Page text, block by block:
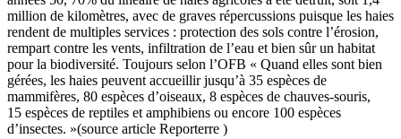
million de kilomètres, avec de graves répercussions puisque les haies
rendent de multiples services : protection des sols contre l’érosion,
rempart contre les vents, infiltration de l’eau et bien sûr un habitat
pour la biodiversité. Toujours selon l’OFB « Quand elles sont bien
gérées, les haies peuvent accueillir jusqu’à 35 espèces de
mammifères, 80 espèces d’oiseaux, 8 espèces de chauves-souris,
15 espèces de reptiles et amphibiens ou encore 100 espèces
d’insectes. »(source article Reporterre )